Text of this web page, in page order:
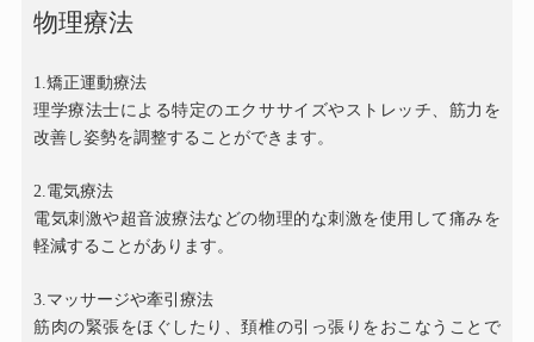
物理療法
1.矯正運動療法
理学療法士による特定のエクササイズやストレッチ、筋力を
改善し姿勢を調整することができます。
2.電気療法
電気刺激や超音波療法などの物理的な刺激を使用して痛みを
軽減することがあります。
3.マッサージや牽引療法
筋肉の緊張をほぐしたり、頚椎の引っ張りをおこなうことで